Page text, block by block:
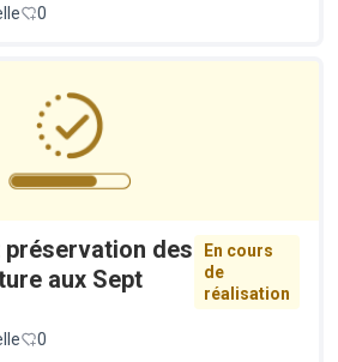
0
des
aux Sept
En cours
de
réalisation
0